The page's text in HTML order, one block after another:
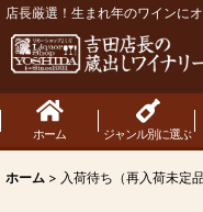
店長厳選！生まれ年のワインに
ホーム ジャンル別に選ぶ
ホーム > 入荷待ち（再入荷未定品